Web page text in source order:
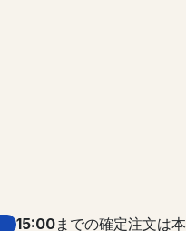
15:00までの確定注文は